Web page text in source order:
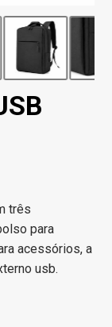
três
para
acessórios, a
usb.